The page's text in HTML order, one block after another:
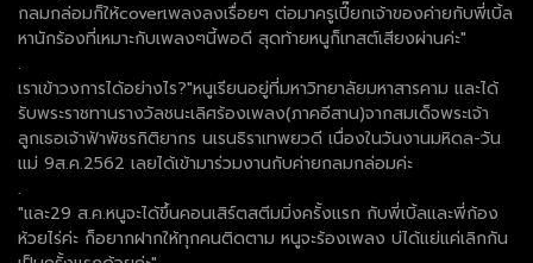
กลมกล่อมก็ให้coverเพลงลงเรื่อยๆ ต่อมาครูเปี๊ยกเจ้าของค่ายกับพี่เบิ้ล
หานักร้องที่เหมาะกับเพลงๆนี้พอดี สุดท้ายหนูก็เทสต์เสียงผ่านค่ะ"
.
เราเข้าวงการได้อย่างไร?"หนูเรียนอยู่ที่มหาวิทยาลัยมหาสารคาม และได้
รับพระราชทานรางวัลชนะเลิศร้องเพลง(ภาคอีสาน)จากสมเด็จพระเจ้า
ลูกเธอเจ้าฟ้าพัชรกิติยากร นเรนธิราเทพยวดี เนื่องในวันงานมหิดล-วัน
แม่ 9ส.ค.2562 เลยได้เข้ามาร่วมงานกับค่ายกลมกล่อมค่ะ
.
"และ29 ส.ค.หนูจะได้ขึ้นคอนเสิร์ตสตีมมิ่งครั้งแรก กับพี่เบิ้ลและพี่ก้อง
ห้วยไร่ค่ะ ก็อยากฝากให้ทุกคนติดตาม หนูจะร้องเพลง บ่ได้แย่แค่เลิกกัน